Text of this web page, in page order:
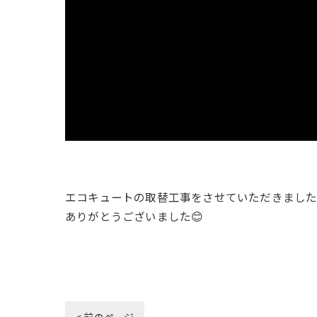
エコキュートの取替工事をさせていただきまし
ありがとうございました😊